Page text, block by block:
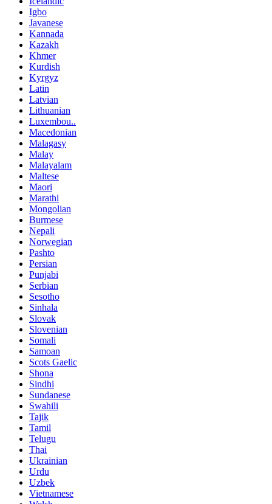
Igbo
Javanese
Kannada
Kazakh
Khmer
Kurdish
Kyrgyz
Latin
Latvian
Lithuanian
Luxembou..
Macedonian
Malagasy
Malay
Malayalam
Maltese
Maori
Marathi
Mongolian
Burmese
Nepali
Norwegian
Pashto
Persian
Punjabi
Serbian
Sesotho
Sinhala
Slovak
Slovenian
Somali
Samoan
Scots Gaelic
Shona
Sindhi
Sundanese
Swahili
Tajik
Tamil
Telugu
Thai
Ukrainian
Urdu
Uzbek
Vietnamese